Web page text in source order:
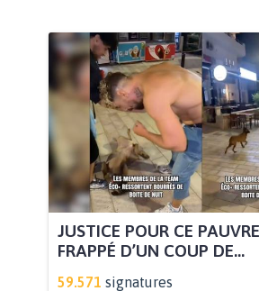
JUSTICE POUR CE
FRAPPÉ D’UN COUP DE...
59.571 signatures